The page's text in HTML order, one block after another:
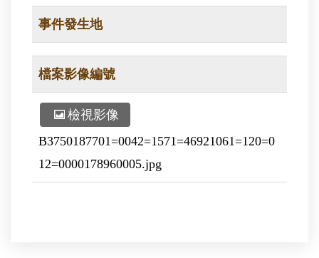
事件發生地
檔案影像編號
檢視影像
B3750187701=0042=1571=46921061=120=0
12=0000178960005.jpg